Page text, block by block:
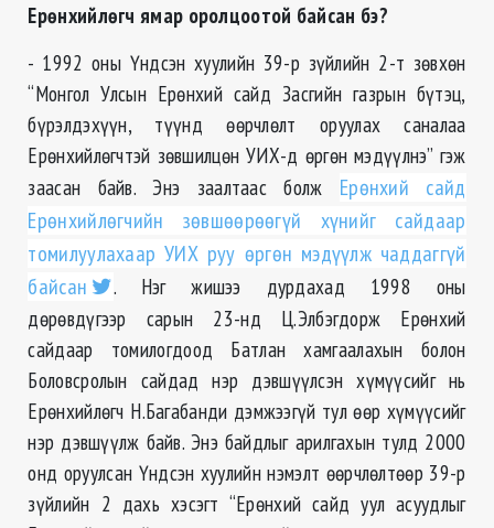
Ерөнхийлөгч ямар оролцоотой байсан бэ?
- 1992 оны Үндсэн хуулийн 39-р зүйлийн 2-т зөвхөн
“Монгол Улсын Ерөнхий сайд Засгийн газрын бүтэц,
бүрэлдэхүүн, түүнд өөрчлөлт оруулах саналаа
Ерөнхийлөгчтэй зөвшилцөн УИХ-д өргөн мэдүүлнэ” гэж
заасан байв. Энэ заалтаас болж Ерөнхий сайд
Ерөнхийлөгчийн зөвшөөрөөгүй хүнийг сайдаар
томилуулахаар УИХ руу өргөн мэдүүлж чаддаггүй
байсан
. Нэг жишээ дурдахад 1998 оны
дөрөвдүгээр сарын 23-нд Ц.Элбэгдорж Ерөнхий
сайдаар томилогдоод Батлан хамгаалахын болон
Боловсролын сайдад нэр дэвшүүлсэн хүмүүсийг нь
Ерөнхийлөгч Н.Багабанди дэмжээгүй тул өөр хүмүүсийг
нэр дэвшүүлж байв. Энэ байдлыг арилгахын тулд 2000
онд оруулсан Үндсэн хуулийн нэмэлт өөрчлөлтөөр 39-р
зүйлийн 2 дахь хэсэгт “Ерөнхий сайд уул асуудлыг